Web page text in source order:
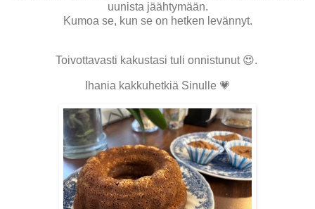
uunista jäähtymään.
Kumoa se, kun se on hetken levännyt.
Toivottavasti kakustasi tuli onnistunut 😍.
Ihania kakkuhetkiä Sinulle 💗